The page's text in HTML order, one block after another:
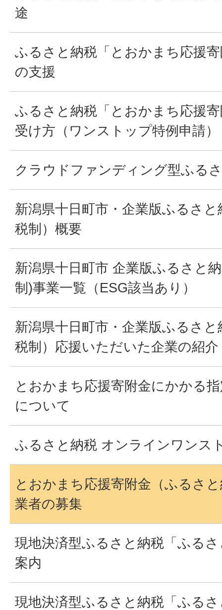
途
ふるさと納税「とおかまち応援
の支援
ふるさと納税「とおかまち応援
受け方（ワンストップ特例申請）
クラウドファンディング型ふる
新潟県十日町市・企業版ふるさ
税制）概要
新潟県十日町市 企業版ふるさと
制)事業一覧（ESG該当あり）
新潟県十日町市・企業版ふるさ
税制）応援いただいた企業の紹介
とおかまち応援寄附金にかかる
について
ふるさと納税 オンラインワンス
とおかまち応援寄附金（ふるさ
業者の募集
現地決済型ふるさと納税「ふる
案内
現地決済型ふるさと納税「ふる